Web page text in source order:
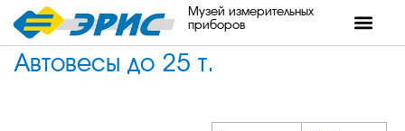
Музей измерительных
приборов
Автовесы до 25 т.